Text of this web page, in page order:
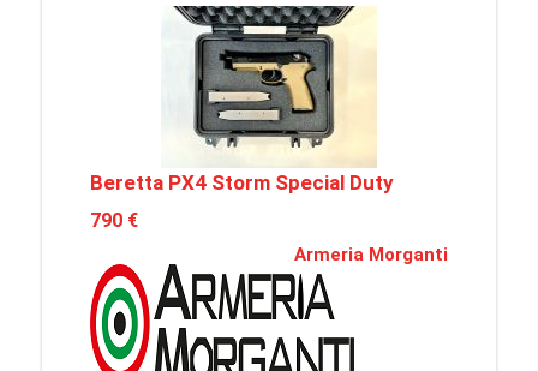
Beretta PX4 Storm Special Duty
790 €
Armeria Morganti